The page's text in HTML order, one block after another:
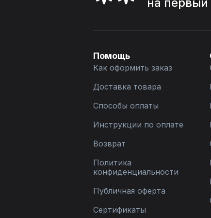
Помощь
Как оформить заказ
Доставка товара
Способы оплаты
Инструкции по оплате
Возврат
Политика
конфиденциальности
Публичная оферта
Сертификаты